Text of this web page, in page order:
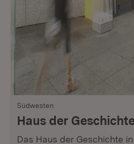
Südwesten
Haus der
Das Haus der Geschichte